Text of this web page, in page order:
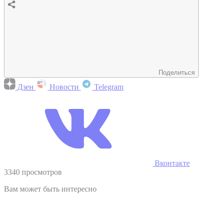
Поделиться
Дзен Новости Telegram
Вконтакте
3340 просмотров
Вам может быть интересно